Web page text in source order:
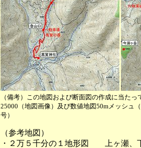
（備考）この地図および断面図の作成に当た
25000（地図画像）及び数値地図50mメッシ
号）
（参考地図）
・２万５千分の１地形図 上ヶ瀬、